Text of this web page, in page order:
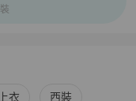
衣 西裝